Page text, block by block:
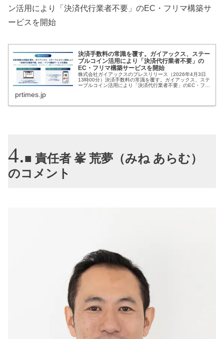
ン活用により「決済代行業者不要」のEC・フリマ構築サ
ービスを開始
決済手数料の常識を覆す。ガイアックス、ステー
ブルコイン活用により「決済代行業者不要」の
EC・フリマ構築サービスを開始
株式会社ガイアックスのプレスリリース（2026年4月3日
13時00分）決済手数料の常識を覆す。ガイアックス、ステ
ーブルコイン活用により「決済代行業者不要」のEC・フリ
prtimes.jp
■ 責任者 峯 荒夢（みね あらむ）
のコメント